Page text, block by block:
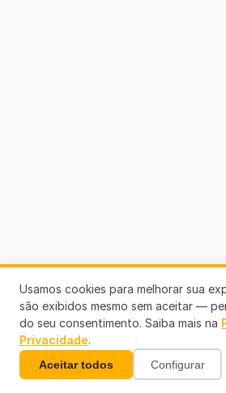
Usamos cookies para melhorar sua
são exibidos mesmo sem aceitar —
do seu consentimento. Saiba mais na
Privacidade.
Aceitar todos Configurar